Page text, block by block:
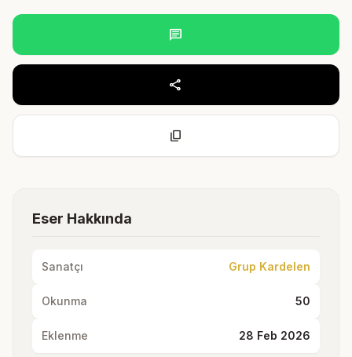
chat
share
content_copy
Eser Hakkında
Sanatçı Grup Kardelen
Okunma 50
Eklenme 28 Feb 2026